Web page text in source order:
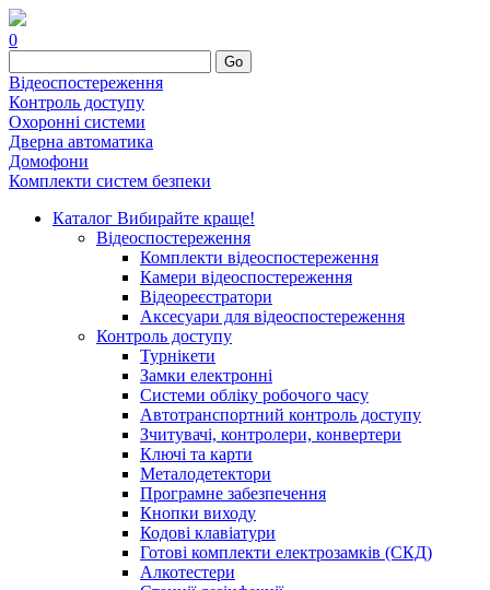
0
Go
Відеоспостереження
Контроль доступу
Охоронні системи
Дверна автоматика
Домофони
Комплекти систем безпеки
Каталог Вибирайте краще!
Відеоспостереження
Комплекти відеоспостереження
Камери відеоспостереження
Відеореєстратори
Аксесуари для відеоспостереження
Контроль доступу
Турнікети
Замки електронні
Системи обліку робочого часу
Автотранспортний контроль доступу
Зчитувачі, контролери, конвертери
Ключі та карти
Металодетектори
Програмне забезпечення
Кнопки виходу
Кодові клавіатури
Готові комплекти електрозамків (СКД)
Алкотестери